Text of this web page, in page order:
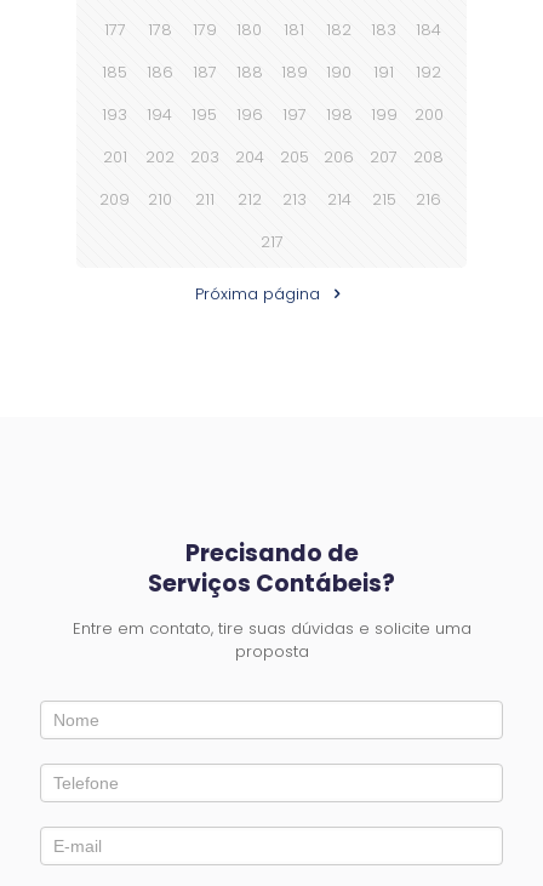
177
178 179 180 181 182 183
184
185
186 187 188 189 190 191
192
193
194 195 196 197 198 199
200
201
202 203 204 205 206 207
208
209
210 211 212 213 214 215
216
217
Próxima página
Precisando de
Serviços Contábeis?
Entre em contato, tire suas dúvidas e solicite uma
proposta
Entre
em